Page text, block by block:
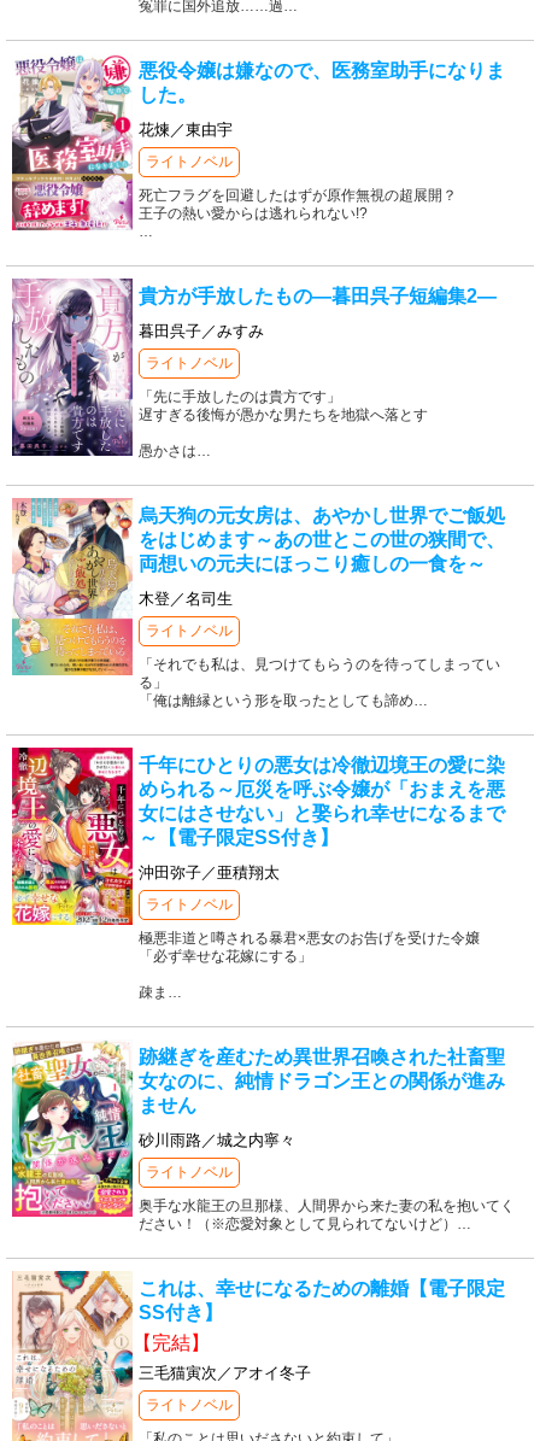
冤罪に国外追放……過…
悪役令嬢は嫌なので、医務室助手になりま
した。
花煉／東由宇
ライトノベル
死亡フラグを回避したはずが原作無視の超展開？
王子の熱い愛からは逃れられない!?
…
貴方が手放したもの―暮田呉子短編集2―
暮田呉子／みすみ
ライトノベル
「先に手放したのは貴方です」
遅すぎる後悔が愚かな男たちを地獄へ落とす
愚かさは…
烏天狗の元女房は、あやかし世界でご飯処
をはじめます～あの世とこの世の狭間で、
両想いの元夫にほっこり癒しの一食を～
木登／名司生
ライトノベル
「それでも私は、見つけてもらうのを待ってしまってい
る」
「俺は離縁という形を取ったとしても諦め…
千年にひとりの悪女は冷徹辺境王の愛に染
められる～厄災を呼ぶ令嬢が「おまえを悪
女にはさせない」と娶られ幸せになるまで
～【電子限定SS付き】
沖田弥子／亜積翔太
ライトノベル
極悪非道と噂される暴君×悪女のお告げを受けた令嬢
「必ず幸せな花嫁にする」
疎ま …
跡継ぎを産むため異世界召喚された社畜聖
女なのに、純情ドラゴン王との関係が進み
ません
砂川雨路／城之内寧々
ライトノベル
奥手な水龍王の旦那様、人間界から来た妻の私を抱いてく
ださい！（※恋愛対象として見られてないけど） …
これは、幸せになるための離婚【電子限定
SS付き】
【完結】
三毛猫寅次／アオイ冬子
ライトノベル